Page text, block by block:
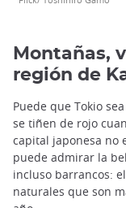
Montañas,
región de
Puede que Tokio
se tiñen de rojo
capital japonesa no
puede admirar la
incluso barrancos:
naturales que son